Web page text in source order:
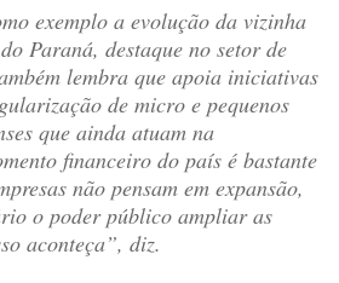
exemplo a evolução da vizinha
Paraná, destaque no setor de
lembra que apoia iniciativas
de micro e pequenos
que ainda atuam na
financeiro do país é bastante
não pensam em expansão,
o poder público ampliar as
aconteça”, diz.